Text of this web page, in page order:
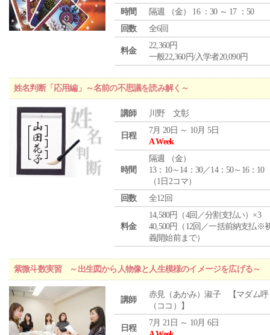
時間
隔週 （金） 16 ：30 ～ 17 ：50
回数
全6回
料金
22,360円
一般22,360円/入学者20,090円
姓名判断「応用編」～名前の不思議を読み解く～
講師 川野 文彰
日程
7月 20日 ～ 10月 5日
A Week
時間
隔週 （金）
13：10～14：30／14：50～16：10
（1日2コマ）
回数
全12回
料金
14,580円（4回／分割支払い）×3
40,500円（12回／一括前納支払※
義開始前まで）
紫微斗数実習 ～出生図から人物像と人生模様のイメージを広げる～
講師
赤見（あかみ）淑子 【マダム呼
（ココ）】
日程
7月 21日 ～ 10月 6日